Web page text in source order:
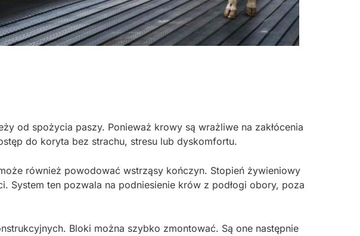
od spożycia paszy. Ponieważ krowy są wrażliwe na zakłócenia
do koryta bez strachu, stresu lub dyskomfortu.
również powodować wstrząsy kończyn. Stopień żywieniowy
System ten pozwala na podniesienie krów z podłogi obory, poza
Bloki można szybko zmontować. Są one następnie